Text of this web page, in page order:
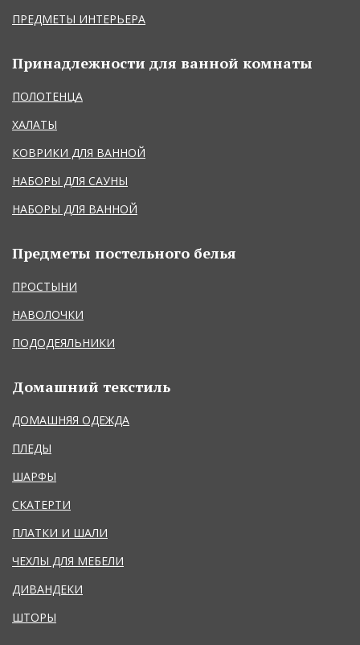
ПРЕДМЕТЫ ИНТЕРЬЕРА
Принадлежности для ванной комнаты
ПОЛОТЕНЦА
ХАЛАТЫ
КОВРИКИ ДЛЯ ВАННОЙ
НАБОРЫ ДЛЯ САУНЫ
НАБОРЫ ДЛЯ ВАННОЙ
Предметы постельного белья
ПРОСТЫНИ
НАВОЛОЧКИ
ПОДОДЕЯЛЬНИКИ
Домашний текстиль
ДОМАШНЯЯ ОДЕЖДА
ПЛЕДЫ
ШАРФЫ
СКАТЕРТИ
ПЛАТКИ И ШАЛИ
ЧЕХЛЫ ДЛЯ МЕБЕЛИ
ДИВАНДЕКИ
ШТОРЫ